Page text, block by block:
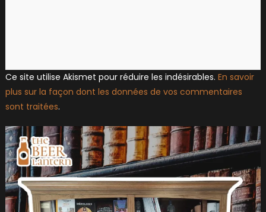
Ce site utilise Akismet pour réduire les indésirables. En savoir
plus sur la façon dont les données de vos commentaires
sont traitées.